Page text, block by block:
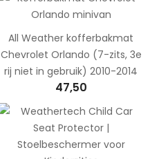
All Weather kofferbakmat
Chevrolet Orlando (7-zits, 3e
rij niet in gebruik) 2010-2014
47,50